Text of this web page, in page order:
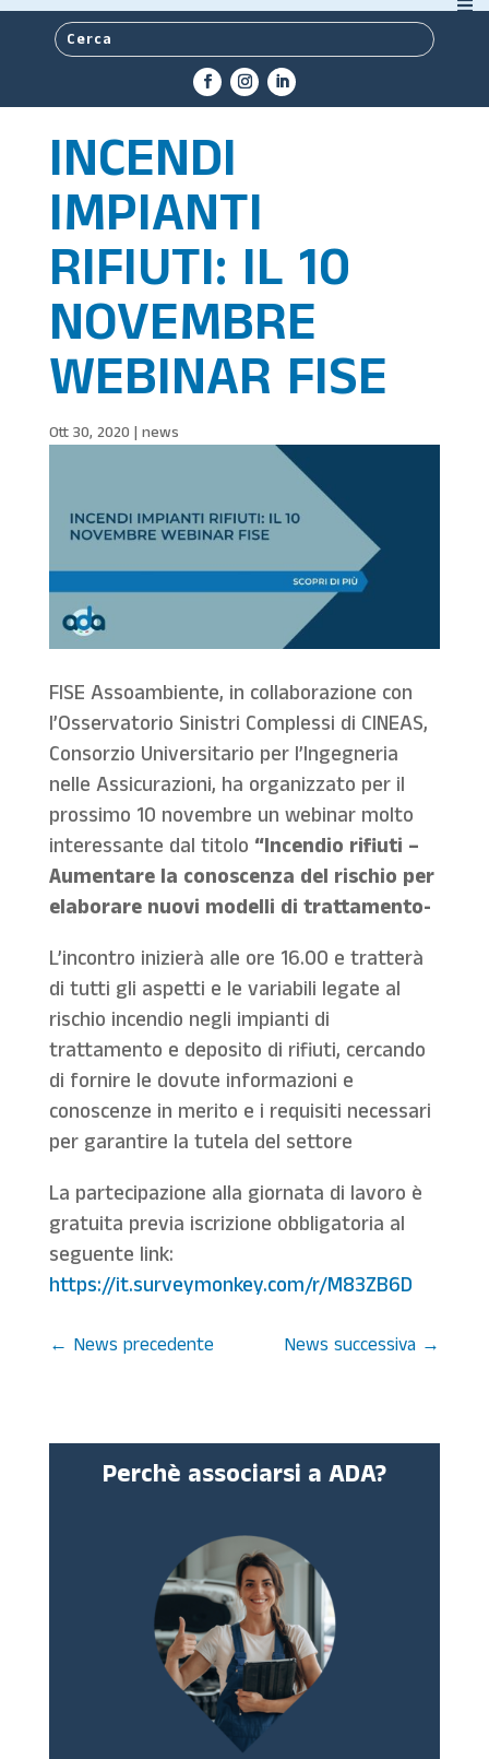
INCENDI
IMPIANTI
RIFIUTI: IL 10
NOVEMBRE
WEBINAR FISE
Ott 30, 2020 news
FISE Assoambiente, in collaborazione con
l’Osservatorio Sinistri Complessi di CINEAS,
Consorzio Universitario per l’Ingegneria
nelle Assicurazioni, ha organizzato per il
prossimo 10 novembre un webinar molto
interessante dal titolo “Incendio rifiuti –
Aumentare la conoscenza del rischio per
elaborare nuovi modelli di trattamento-
L’incontro inizierà alle ore 16.00 e tratterà
di tutti gli aspetti e le variabili legate al
rischio incendio negli impianti di
trattamento e deposito di rifiuti, cercando
di fornire le dovute informazioni e
conoscenze in merito e i requisiti necessari
per garantire la tutela del settore
La partecipazione alla giornata di lavoro è
gratuita previa iscrizione obbligatoria al
seguente link:
https://it.surveymonkey.com/r/M83ZB6D
← News precedente News successiva →
Perchè associarsi a ADA?